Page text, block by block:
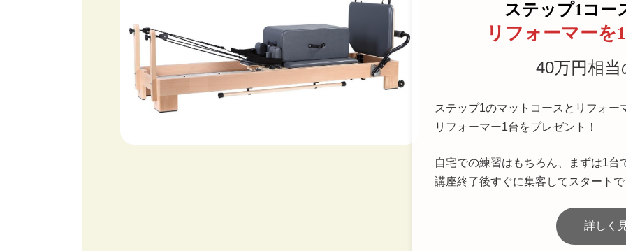
ステップ1コー
リフォーマーを
40万円相
ステップ1のマットコースとリフォ
リフォーマー1台をプレゼント！
自宅での練習はもちろん、まずは1
講座終了後すぐに集客してスタート
詳しく